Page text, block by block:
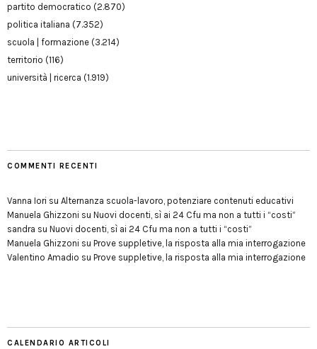
partito democratico (2.870)
politica italiana (7.352)
scuola | formazione (3.214)
territorio (116)
università | ricerca (1.919)
COMMENTI RECENTI
Vanna Iori su Alternanza scuola-lavoro, potenziare contenuti educativi
Manuela Ghizzoni su Nuovi docenti, sì ai 24 Cfu ma non a tutti i “costi”
sandra su Nuovi docenti, sì ai 24 Cfu ma non a tutti i “costi”
Manuela Ghizzoni su Prove suppletive, la risposta alla mia interrogazione
Valentino Amadio su Prove suppletive, la risposta alla mia interrogazione
CALENDARIO ARTICOLI